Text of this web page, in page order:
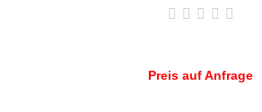
Preis auf Anfrage